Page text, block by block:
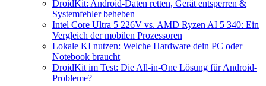
DroidKit: Android-Daten retten, Gerät entsperren &
Systemfehler beheben
Intel Core Ultra 5 226V vs. AMD Ryzen AI 5 340: Ein
Vergleich der mobilen Prozessoren
Lokale KI nutzen: Welche Hardware dein PC oder
Notebook braucht
DroidKit im Test: Die All-in-One Lösung für Android-
Probleme?